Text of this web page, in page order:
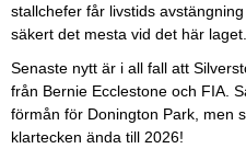
stallchefer får livstids
säkert det mesta vid det här laget.
Senaste nytt är i all fall att
från Bernie Ecclestone och FIA.
förmån för Donington Park, men
klartecken ända till 2026!